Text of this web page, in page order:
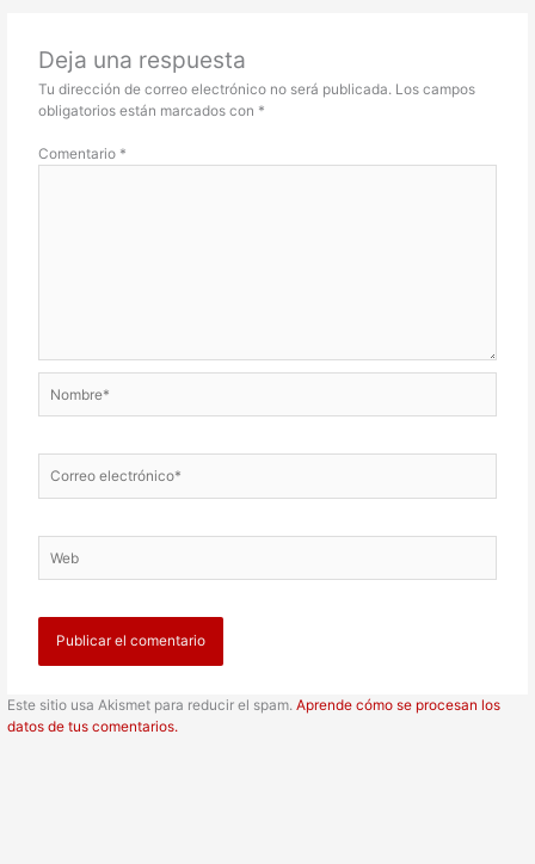
Deja una respuesta
Tu dirección de correo electrónico no será publicada. Los campos
obligatorios están marcados con *
Comentario *
electrónico*
Este sitio usa Akismet para reducir el spam.Aprende cómo se procesan los
datos de tus comentarios.